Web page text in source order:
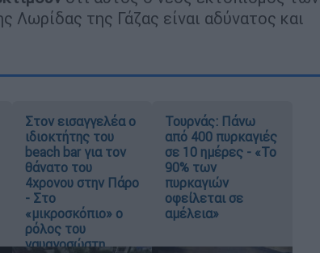
Λωρίδας της Γάζας είναι αδύνατος και
Στον εισαγγελέα ο
ιδιοκτήτης του
beach bar για τον
θάνατο του
4χρονου στην Πάρο
- Στο
«μικροσκόπιο» ο
ρόλος του
ναυαγοσώστη
Τουρνάς: Πάνω
από 400 πυρκαγιές
σε 10 ημέρες - «Το
90% των
πυρκαγιών
οφείλεται σε
αμέλεια»